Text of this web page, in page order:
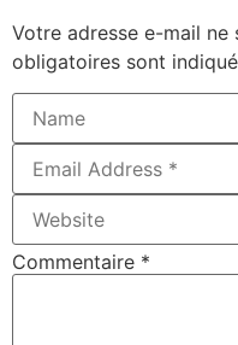
Votre adresse e-mail ne
obligatoires sont
Commentaire *